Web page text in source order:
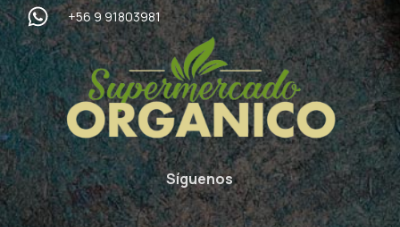
+56 9 91803981
Síguenos